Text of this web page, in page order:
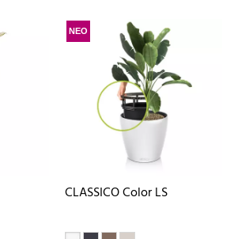
ΝΕΟ
CLASSICO Color LS